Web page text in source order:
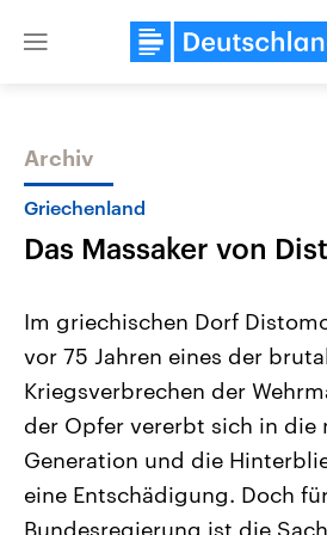
Close
Themen
Landtagswahl Sachsen-Anhalt
2026
Alle Informationen
Sachsen-Anhalt wählt am 6.
September 2026 einen neuen
Landtag. Seit 2021 wird das
Bundesland von einer Koalition aus
Archiv
Griechenland
Das Massaker von
Im griechischen Dorf
vor 75 Jahren eines der
Kriegsverbrechen der
der Opfer vererbt sich in die
Generation und die
eine Entschädigung. Doch
Bundesregierung ist die